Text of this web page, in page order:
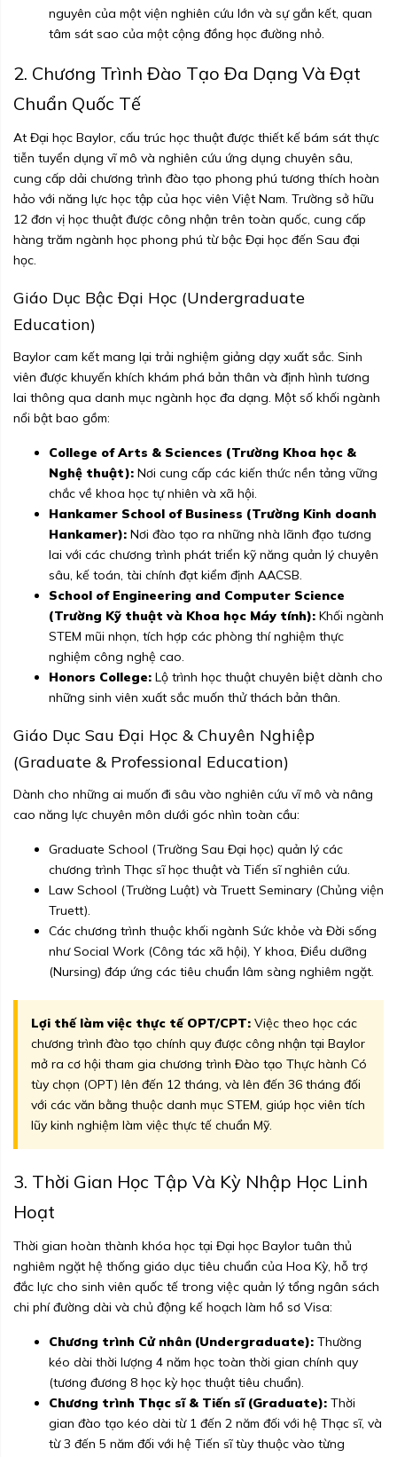
nguyên của một viện nghiên cứu lớn và sự gắn kết, quan
tâm sát sao của một cộng đồng học đường nhỏ.
2. Chương Trình Đào Tạo Đa Dạng Và Đạt
Chuẩn Quốc Tế
At Đại học Baylor, cấu trúc học thuật được thiết kế bám sát thực
tiễn tuyển dụng vĩ mô và nghiên cứu ứng dụng chuyên sâu,
cung cấp dải chương trình đào tạo phong phú tương thích hoàn
hảo với năng lực học tập của học viên Việt Nam. Trường sở hữu
12 đơn vị học thuật được công nhận trên toàn quốc, cung cấp
hàng trăm ngành học phong phú từ bậc Đại học đến Sau đại
học.
Giáo Dục Bậc Đại Học (Undergraduate
Education)
Baylor cam kết mang lại trải nghiệm giảng dạy xuất sắc. Sinh
viên được khuyến khích khám phá bản thân và định hình tương
lai thông qua danh mục ngành học đa dạng. Một số khối ngành
nổi bật bao gồm:
College of Arts & Sciences (Trường Khoa học &
Nghệ thuật): Nơi cung cấp các kiến thức nền tảng vững
chắc về khoa học tự nhiên và xã hội.
Hankamer School of Business (Trường Kinh doanh
Hankamer): Nơi đào tạo ra những nhà lãnh đạo tương
lai với các chương trình phát triển kỹ năng quản lý chuyên
sâu, kế toán, tài chính đạt kiểm định AACSB.
School of Engineering and Computer Science
(Trường Kỹ thuật và Khoa học Máy tính): Khối ngành
STEM mũi nhọn, tích hợp các phòng thí nghiệm thực
nghiệm công nghệ cao.
Honors College: Lộ trình học thuật chuyên biệt dành cho
những sinh viên xuất sắc muốn thử thách bản thân.
Giáo Dục Sau Đại Học & Chuyên Nghiệp
(Graduate & Professional Education)
Dành cho những ai muốn đi sâu vào nghiên cứu vĩ mô và nâng
cao năng lực chuyên môn dưới góc nhìn toàn cầu:
Graduate School (Trường Sau Đại học) quản lý các
chương trình Thạc sĩ học thuật và Tiến sĩ nghiên cứu.
Law School (Trường Luật) và Truett Seminary (Chủng viện
Truett).
Các chương trình thuộc khối ngành Sức khỏe và Đời sống
như Social Work (Công tác xã hội), Y khoa, Điều dưỡng
(Nursing) đáp ứng các tiêu chuẩn lâm sàng nghiêm ngặt.
Lợi thế làm việc thực tế OPT/CPT: Việc theo học các
chương trình đào tạo chính quy được công nhận tại Baylor
mở ra cơ hội tham gia chương trình Đào tạo Thực hành Có
tùy chọn (OPT) lên đến 12 tháng, và lên đến 36 tháng đối
với các văn bằng thuộc danh mục STEM, giúp học viên tích
lũy kinh nghiệm làm việc thực tế chuẩn Mỹ.
3. Thời Gian Học Tập Và Kỳ Nhập Học Linh
Hoạt
Thời gian hoàn thành khóa học tại Đại học Baylor tuân thủ
nghiêm ngặt hệ thống giáo dục tiêu chuẩn của Hoa Kỳ, hỗ trợ
đắc lực cho sinh viên quốc tế trong việc quản lý tổng ngân sách
chi phí đường dài và chủ động kế hoạch làm hồ sơ Visa:
Chương trình Cử nhân (Undergraduate): Thường
kéo dài thời lượng 4 năm học toàn thời gian chính quy
(tương đương 8 học kỳ học thuật tiêu chuẩn).
Chương trình Thạc sĩ & Tiến sĩ (Graduate): Thời
gian đào tạo kéo dài từ 1 đến 2 năm đối với hệ Thạc sĩ, và
từ 3 đến 5 năm đối với hệ Tiến sĩ tùy thuộc vào từng